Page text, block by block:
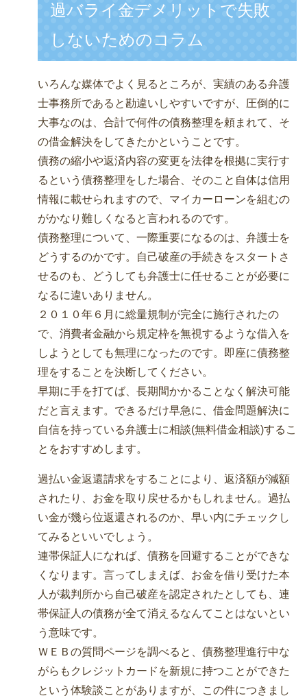
過バライ金デメリットで失敗
しないためのコラム
いろんな媒体でよく見るところが、実績のある弁護
士事務所であると勘違いしやすいですが、圧倒的に
大事なのは、合計で何件の債務整理を頼まれて、そ
の借金解決をしてきたかということです。
債務の縮小や返済内容の変更を法律を根拠に実行す
るという債務整理をした場合、そのこと自体は信用
情報に載せられますので、マイカーローンを組むの
がかなり難しくなると言われるのです。
債務整理について、一際重要になるのは、弁護士を
どうするのかです。自己破産の手続きをスタートさ
せるのも、どうしても弁護士に任せることが必要に
なるに違いありません。
２０１０年６月に総量規制が完全に施行されたの
で、消費者金融から規定枠を無視するような借入を
しようとしても無理になったのです。即座に債務整
理をすることを決断してください。
早期に手を打てば、長期間かかることなく解決可能
だと言えます。できるだけ早急に、借金問題解決に
自信を持っている弁護士に相談(無料借金相談)するこ
とをおすすめします。
過払い金返還請求をすることにより、返済額が減額
されたり、お金を取り戻せるかもしれません。過払
い金が幾ら位返還されるのか、早い内にチェックし
てみるといいでしょう。
連帯保証人になれば、債務を回避することができな
くなります。言ってしまえば、お金を借り受けた本
人が裁判所から自己破産を認定されたとしても、連
帯保証人の債務が全て消えるなんてことはないとい
う意味です。
ＷＥＢの質問ページを調べると、債務整理進行中な
がらもクレジットカードを新規に持つことができた
という体験談ことがありますが、この件につきまし